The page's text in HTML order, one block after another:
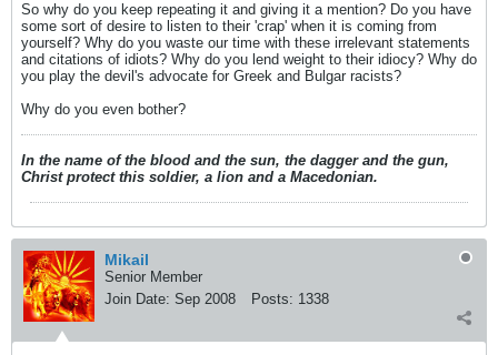
So why do you keep repeating it and giving it a mention? Do you have
some sort of desire to listen to their 'crap' when it is coming from
yourself? Why do you waste our time with these irrelevant statements
and citations of idiots? Why do you lend weight to their idiocy? Why do
you play the devil's advocate for Greek and Bulgar racists?
Why do you even bother?
In the name of the blood and the sun, the dagger and the gun,
Christ protect this soldier, a lion and a Macedonian.
Mikail
Senior Member
Join Date: Sep 2008 Posts: 1338